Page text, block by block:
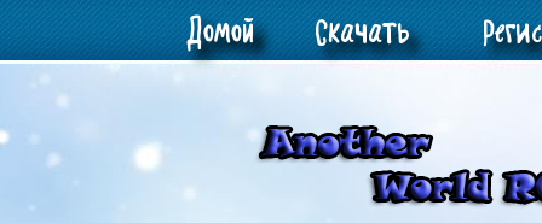
Домой Скачать